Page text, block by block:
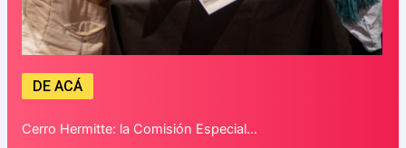
DE ACÁ
Cerro Hermitte: la Comisión Especial…